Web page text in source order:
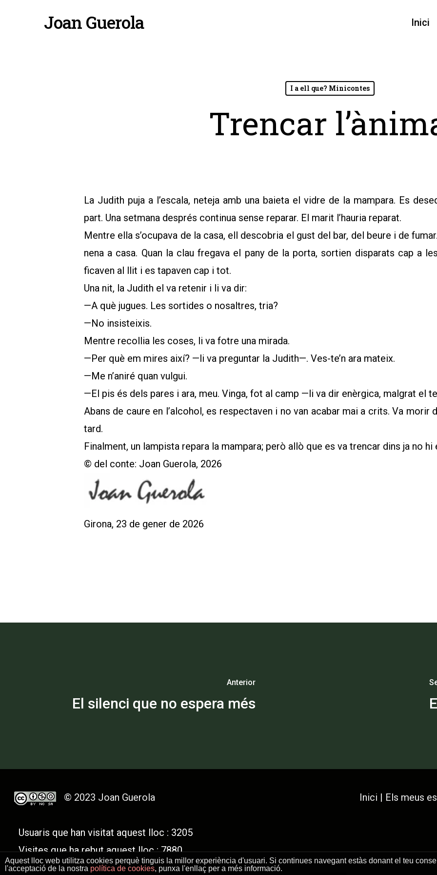
Joan Guerola Inici
I a ell que? Minicontes
Trencar
La Judith puja a l’escala, neteja amb una baieta el vidre de la mampara. Es
part. Una setmana després continua sense reparar. El marit l’hauria reparat.
Mentre ella s’ocupava de la casa, ell descobria el gust del bar, del beure i de
nena a casa. Quan la clau fregava el pany de la porta, sortien disparats cap a
ficaven al llit i es tapaven cap i tot.
Una nit, la Judith el va retenir i li va dir:
—A què jugues. Les sortides o nosaltres, tria?
—No insisteixis.
Mentre recollia les coses, li va fotre una mirada.
—Per què em mires així? —li va preguntar la Judith—. Ves-te’n ara mateix.
—Me n’aniré quan vulgui.
—El pis és dels pares i ara, meu. Vinga, fot al camp —li va dir enèrgica, malgrat el
Abans de caure en l’alcohol, es respectaven i no van acabar mai a crits. Va morir
tard.
Finalment, un lampista repara la mampara; però allò que es va trencar dins ja no hi
© del conte: Joan Guerola, 2026
Girona, 23 de gener de 2026
Anterior
El silenci que no espera més
© 2023 Joan Guerola
Usuaris que han visitat aquest lloc : 3205
Visites que ha rebut aquest lloc : 7880
Inici | Els meus
Aquest lloc web utilitza cookies perquè tinguis la millor experiència d'usuari. Si continues navegant estàs donant el teu
l'acceptació de la nostra política de cookies, punxa l'enllaç per a més informació.